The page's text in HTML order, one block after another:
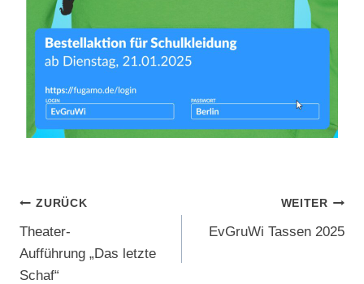
Beitragsnavigation
ZURÜCK
Theater-
Aufführung „Das letzte
Schaf“
WEITER
EvGruWi Tassen 2025